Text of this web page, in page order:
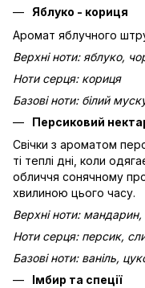
Яблуко - кориця
Аромат яблучного
Верхні ноти: яблуко,
Ноти серця: кориця
Базові ноти: білий
Персиковий
Свічки з ароматом
ті теплі дні, коли
обличчя сонячному
хвилиною цього часу.
Верхні ноти:
Ноти серця: персик,
Базові ноти: ваніль,
Імбир та спеції